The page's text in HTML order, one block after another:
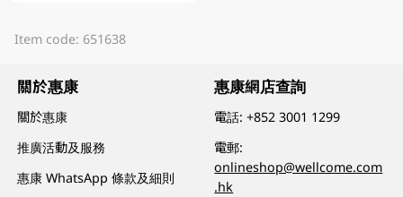
Item code: 651638
關於惠康
關於惠康
推廣活動及服務
惠康 WhatsApp 條款及細則
惠康網店查詢
電話:+852 3001 1299
電郵:
onlineshop@wellcome.com
.hk